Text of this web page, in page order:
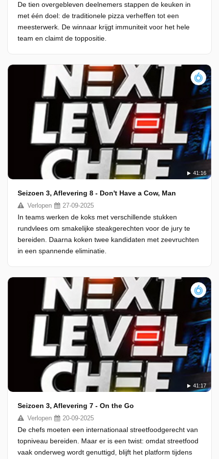
De tien overgebleven deelnemers stappen de keuken in
met één doel: de traditionele pizza verheffen tot een
meesterwerk. De winnaar krijgt immuniteit voor het hele
team en claimt de toppositie.
41:16
Seizoen 3, Aflevering 8 - Don't Have a Cow, Man
Verlopen 27-09-2025
In teams werken de koks met verschillende stukken
rundvlees om smakelijke steakgerechten voor de jury te
bereiden. Daarna koken twee kandidaten met zeevruchten
in een spannende eliminatie.
41:17
Seizoen 3, Aflevering 7 - On the Go
Verlopen 20-09-2025
De chefs moeten een internationaal streetfoodgerecht van
topniveau bereiden. Maar er is een twist: omdat streetfood
vaak onderweg wordt genuttigd, blijft het platform tijdens